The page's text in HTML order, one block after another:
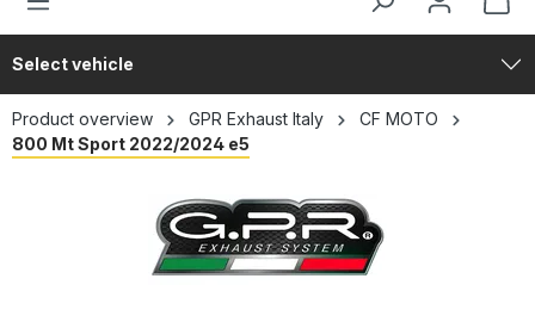
Select vehicle
Product overview GPR Exhaust Italy
CF MOTO
800 Mt Sport 2022/2024 e5